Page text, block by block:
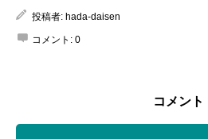
投稿者: hada-daisen
コメント: 0
コメント